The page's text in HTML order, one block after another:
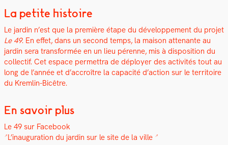
La petite histoire
Le jardin n’est que la pre­mière étape du développe­ment du pro­jet
Le 49. En effet, dans un sec­ond temps, la mai­son attenante au
jardin sera trans­for­mée en un lieu pérenne, mis à dis­po­si­tion du
col­lec­tif. Cet espace per­me­t­tra de déploy­er des activ­ités tout au
long de l’année et d’accroître la capac­ité d’action sur le ter­ri­toire
du Krem­lin-Bicêtre.
En savoir plus
Le 49 sur Face­book
L’inauguration du jardin sur le site de la ville